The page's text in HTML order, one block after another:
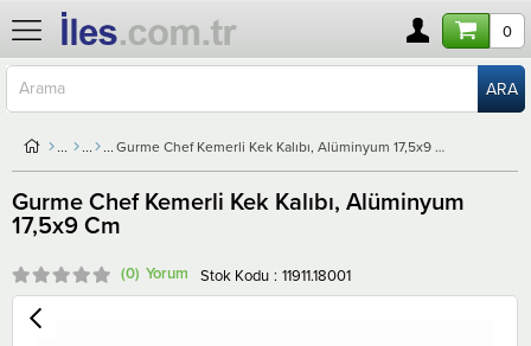
0
Gurme Chef Kemerli Kek Kalıbı, Alüminyum 17,5x9 Cm
Gurme Chef Kemerli Kek Kalıbı, Alüminyum
17,5x9 Cm
(0) Stok Kodu 11911.18001